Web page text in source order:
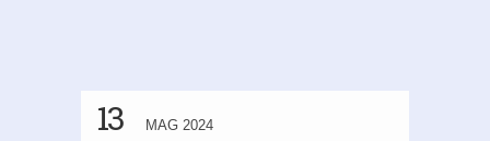
13 MAG 2024